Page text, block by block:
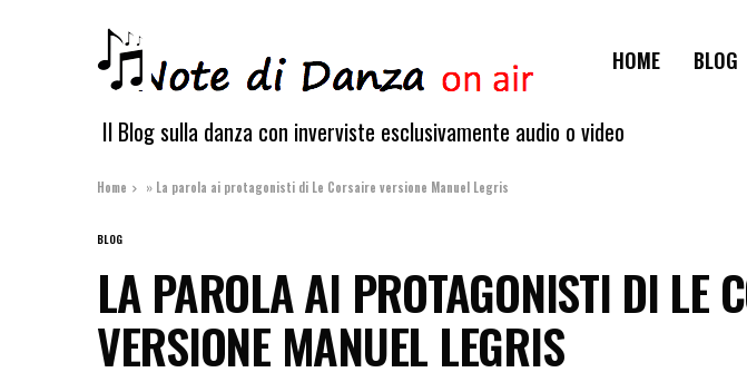
HOME BLOG
Il Blog sulla danza con inverviste esclusivamente audio o video
Home » La parola ai protagonisti di Le Corsaire versione Manuel Legris
BLOG
LA PAROLA AI PROTAGONISTI DI LE
VERSIONE MANUEL LEGRIS